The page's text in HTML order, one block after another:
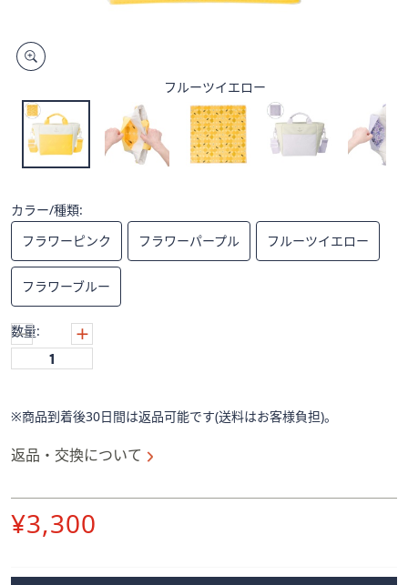
ス
で
右
ス
ワ
プ
し
て
閲
覧
で
き
ま
フルーツイエロー
カラー/種類:
フラワーピンク
フラワーパープル フルーツイエロー
フラワーブルー
数量:
※商品到着後30日間は返品可能です(送料はお客様負担)。
返品・交換について
削
¥3,300